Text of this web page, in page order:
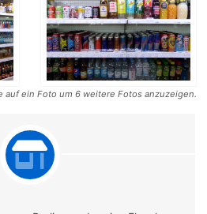
auf ein Foto um 6 weitere Fotos anzuzeigen.